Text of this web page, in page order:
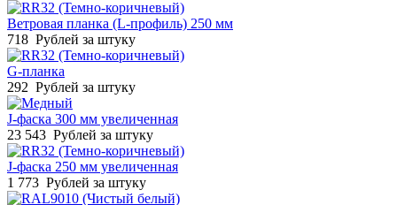
Ветровая планка (L-профиль) 250 мм
718 Рублей за штуку
G-планка
292 Рублей за штуку
J-фаска 300 мм увеличенная
23 543 Рублей за штуку
J-фаска 250 мм увеличенная
1 773 Рублей за штуку